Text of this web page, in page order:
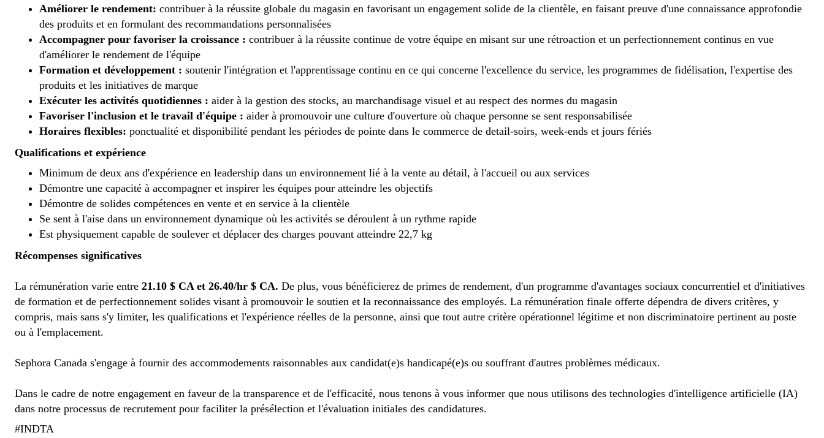
Améliorer le rendement: contribuer à la réussite globale du magasin en favorisant un engagement solide de la clientèle, en faisant preuve d'une connaissance approfondie
des produits et en formulant des recommandations personnalisées
Accompagner pour favoriser la croissance : contribuer à la réussite continue de votre équipe en misant sur une rétroaction et un perfectionnement continus en vue
d'améliorer le rendement de l'équipe
Formation et développement : soutenir l'intégration et l'apprentissage continu en ce qui concerne l'excellence du service, les programmes de fidélisation, l'expertise des
produits et les initiatives de marque
Exécuter les activités quotidiennes : aider à la gestion des stocks, au marchandisage visuel et au respect des normes du magasin
Favoriser l'inclusion et le travail d'équipe : aider à promouvoir une culture d'ouverture où chaque personne se sent responsabilisée
Horaires flexibles: ponctualité et disponibilité pendant les périodes de pointe dans le commerce de detail-soirs, week-ends et jours fériés
Qualifications et expérience
Minimum de deux ans d'expérience en leadership dans un environnement lié à la vente au détail, à l'accueil ou aux services
Démontre une capacité à accompagner et inspirer les équipes pour atteindre les objectifs
Démontre de solides compétences en vente et en service à la clientèle
Se sent à l'aise dans un environnement dynamique où les activités se déroulent à un rythme rapide
Est physiquement capable de soulever et déplacer des charges pouvant atteindre 22,7 kg
Récompenses significatives
La rémunération varie entre 21.10 $ CA et 26.40/hr $ CA. De plus, vous bénéficierez de primes de rendement, d'un programme d'avantages sociaux concurrentiel et d'initiatives
de formation et de perfectionnement solides visant à promouvoir le soutien et la reconnaissance des employés. La rémunération finale offerte dépendra de divers critères, y
compris, mais sans s'y limiter, les qualifications et l'expérience réelles de la personne, ainsi que tout autre critère opérationnel légitime et non discriminatoire pertinent au poste
ou à l'emplacement.
Sephora Canada s'engage à fournir des accommodements raisonnables aux candidat(e)s handicapé(e)s ou souffrant d'autres problèmes médicaux.
Dans le cadre de notre engagement en faveur de la transparence et de l'efficacité, nous tenons à vous informer que nous utilisons des technologies d'intelligence artificielle (IA)
dans notre processus de recrutement pour faciliter la présélection et l'évaluation initiales des candidatures.
#INDTA